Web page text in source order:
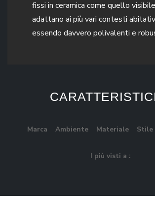
fissi in ceramica come quello
adattano ai più vari contesti
essendo davvero polivalenti e
Marca Ambiente Materiale Stile
I più visti a :